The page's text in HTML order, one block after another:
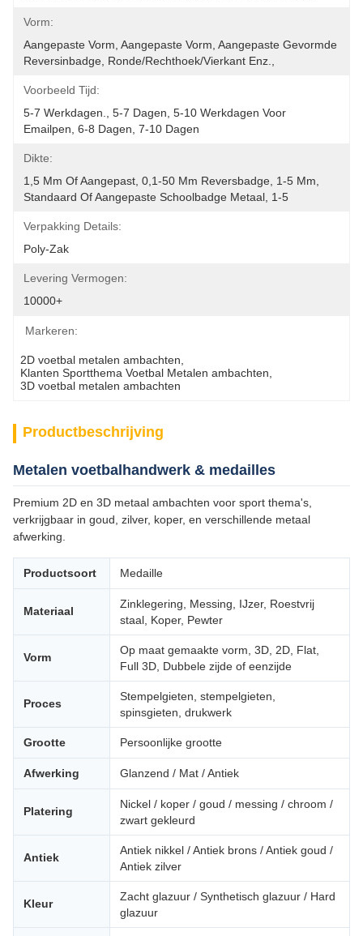
Vorm:
Aangepaste Vorm, Aangepaste Vorm, Aangepaste Gevormde
Reversinbadge, Ronde/rechthoek/vierkant Enz.,
Voorbeeld Tijd:
5-7 Werkdagen., 5-7 Dagen, 5-10 Werkdagen Voor
Emailpen, 6-8 Dagen, 7-10 Dagen
Dikte:
1,5 Mm Of Aangepast, 0,1-50 Mm Reversbadge, 1-5 Mm,
Standaard Of Aangepaste Schoolbadge Metaal, 1-5
Verpakking Details:
Poly-Zak
Levering Vermogen:
10000+
Markeren:
2D voetbal metalen ambachten
Klanten Sportthema Voetbal Metalen ambachten
3D voetbal metalen ambachten
Productbeschrijving
Metalen voetbalhandwerk & medailles
Premium 2D en 3D metaal ambachten voor sport thema's,
verkrijgbaar in goud, zilver, koper, en verschillende metaal
afwerking.
Productsoort Medaille
Materiaal
Zinklegering, Messing, IJzer, Roestvrij
staal, Koper, Pewter
Vorm
Op maat gemaakte vorm, 3D, 2D, Flat,
Full 3D, Dubbele zijde of eenzijde
Proces
Stempelgieten, stempelgieten,
spinsgieten, drukwerk
Grootte Persoonlijke grootte
Afwerking Glanzend / Mat / Antiek
Platering
Nickel / koper / goud / messing / chroom /
zwart gekleurd
Antiek
Antiek nikkel / Antiek brons / Antiek goud /
Antiek zilver
Kleur
Zacht glazuur / Synthetisch glazuur / Hard
glazuur